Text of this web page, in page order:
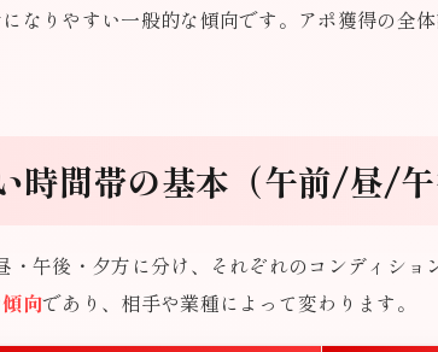
なりやすい一般的な傾向です。アポ獲得の全
時間帯の基本（午前/昼/午
・午後・夕方に分け、それぞれのコンディシ
向であり、相手や業種によって変わります。